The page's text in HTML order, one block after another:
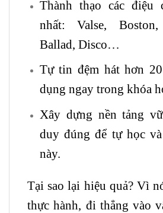
Thành thạo các điệu
nhất: Valse,
Ballad, Disco…
Tự tin đệm hát hơn
dụng ngay trong khóa
Xây dựng nền tảng
duy đúng để tự học
này.
Tại sao lại hiệu quả? Vì
thực hành, đi thẳng vào